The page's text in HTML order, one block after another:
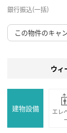
銀行振込(一括)
この物件のキャ
ウィ
建物設備
エレ